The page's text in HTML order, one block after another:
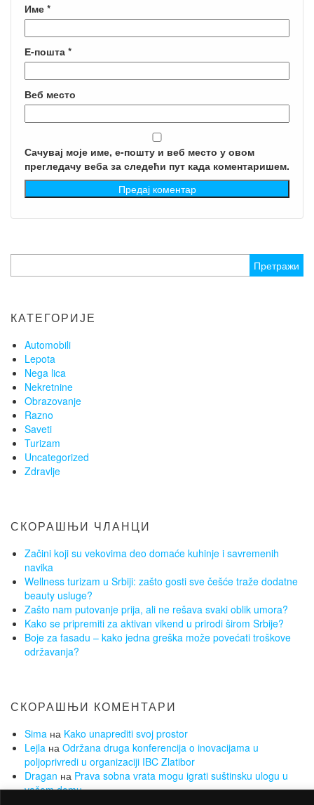
Име *
Е-пошта *
Веб место
Сачувај моје име, е-пошту и веб место у овом
прегледачу веба за следећи пут када коментаришем.
за:
КАТЕГОРИЈЕ
Automobili
Lepota
Nega lica
Nekretnine
Obrazovanje
Razno
Saveti
Turizam
Uncategorized
Zdravlje
СКОРАШЊИ ЧЛАНЦИ
Začini koji su vekovima deo domaće kuhinje i savremenih
navika
Wellness turizam u Srbiji: zašto gosti sve češće traže dodatne
beauty usluge?
Zašto nam putovanje prija, ali ne rešava svaki oblik umora?
Kako se pripremiti za aktivan vikend u prirodi širom Srbije?
Boje za fasadu – kako jedna greška može povećati troškove
održavanja?
СКОРАШЊИ КОМЕНТАРИ
Sima на Kako unaprediti svoj prostor
Lejla на Održana druga konferencija o inovacijama u
poljoprivredi u organizaciji IBC Zlatibor
Dragan на Prava sobna vrata mogu igrati suštinsku ulogu u
vašem domu